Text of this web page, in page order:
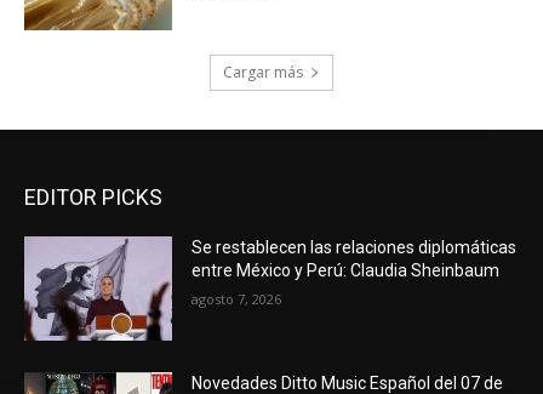
Cargar más
EDITOR PICKS
Se restablecen las relaciones diplomáticas
entre México y Perú: Claudia Sheinbaum
agosto 7, 2026
Novedades Ditto Music Español del 07 de